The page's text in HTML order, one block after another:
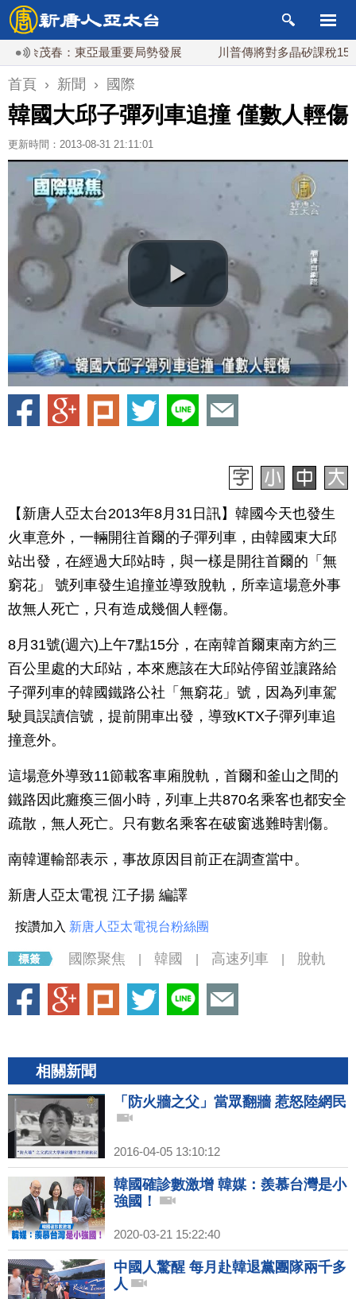
茂春：東亞最重要局勢發展 川普傳將對多晶矽課稅15% 美
首頁 › 新聞 › 國際
韓國大邱子彈列車追撞 僅數人輕傷
更新時間：2013-08-31 21:11:01
【新唐人亞太台2013年8月31日訊】韓國今天也發生
火車意外，一輛開往首爾的子彈列車，由韓國東大邱
站出發，在經過大邱站時，與一樣是開往首爾的「無
窮花」 號列車發生追撞並導致脫軌，所幸這場意外事
故無人死亡，只有造成幾個人輕傷。
8月31號(週六)上午7點15分，在南韓首爾東南方約三
百公里處的大邱站，本來應該在大邱站停留並讓路給
子彈列車的韓國鐵路公社「無窮花」號，因為列車駕
駛員誤讀信號，提前開車出發，導致KTX子彈列車追
撞意外。
這場意外導致11節載客車廂脫軌，首爾和釜山之間的
鐵路因此癱瘓三個小時，列車上共870名乘客也都安全
疏散，無人死亡。只有數名乘客在破窗逃難時割傷。
南韓運輸部表示，事故原因目前正在調查當中。
新唐人亞太電視 江子揚 編譯
按讚加入 新唐人亞太電視台粉絲團
國際聚焦 韓國 高速列車 脫軌
相關新聞
「防火牆之父」當眾翻牆 惹怒陸網民
2016-04-05 13:10:12
韓國確診數激增 韓媒：羨慕台灣是小
強國！
2020-03-21 15:22:40
中國人驚醒 每月赴韓退黨團隊兩千多
人